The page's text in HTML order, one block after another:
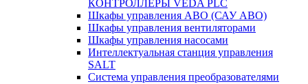
КОНТРОЛЛЕРЫ VEDA PLC
Шкафы управления АВО (САУ АВО)
Шкафы управления вентиляторами
Шкафы управления насосами
Интеллектуальная станция управления
SALT
Система управления преобразователями